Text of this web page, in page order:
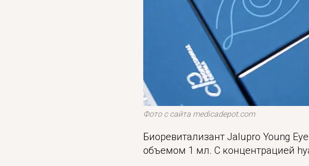
Фото с сайта medicadepot.com
Биоревитализант Jalupro Young
объемом 1 мл. С концентрацией